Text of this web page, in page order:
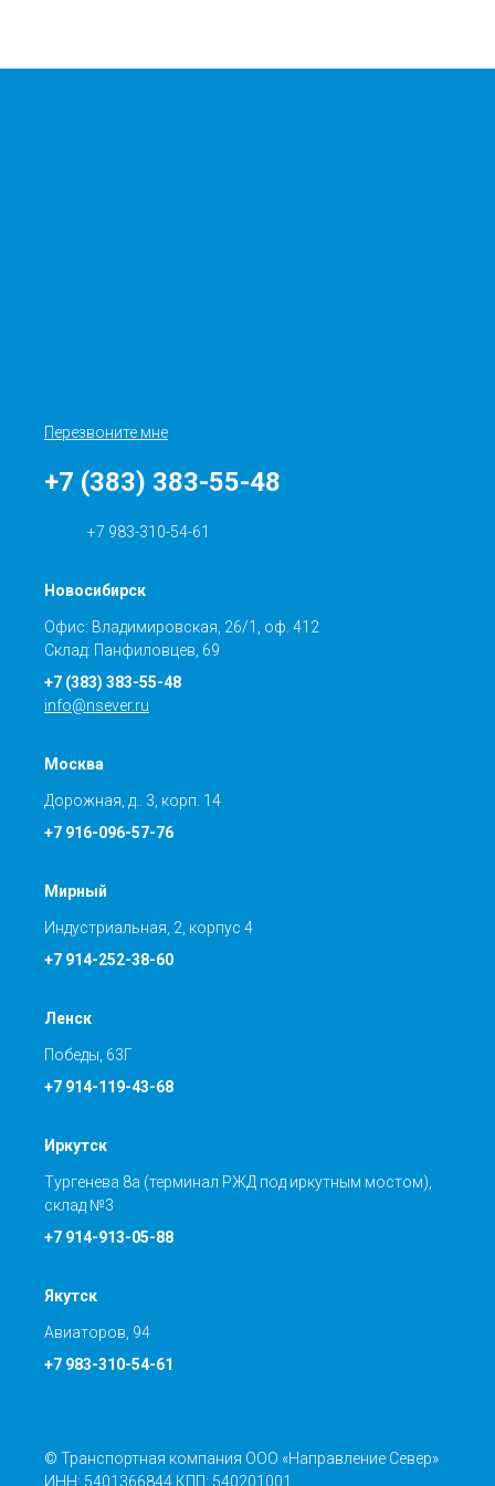
Перезвоните мне
+7 (383) 383-55-48
+7 983-310-54-61
Новосибирск
Офис: Владимировская, 26/1, оф. 412
Склад: Панфиловцев, 69
+7 (383) 383-55-48
info@nsever.ru
Москва
Дорожная, д.. 3, корп. 14
+7 916-096-57-76
Мирный
Индустриальная, 2, корпус 4
+7 914-252-38-60
Ленск
Победы, 63Г
+7 914-119-43-68
Иркутск
Тургенева 8а (терминал РЖД под иркутным мостом),
склад №3
+7 914-913-05-88
Якутск
Авиаторов, 94
+7 983-310-54-61
© Транспортная компания ООО «Направление Север»
ИНН: 5401366844 КПП: 540201001